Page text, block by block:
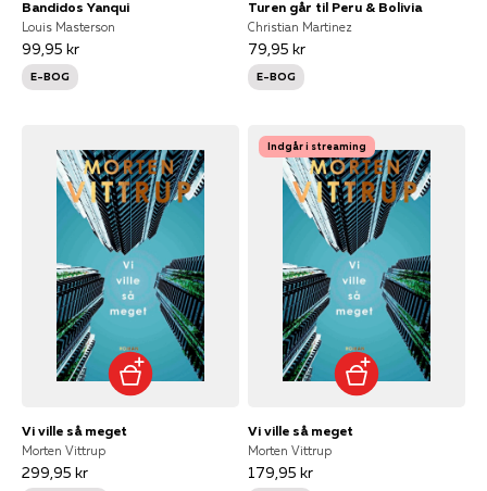
Bandidos Yanqui
Louis Masterson
99,95 kr
E-BOG
Turen går til Peru & Bolivia
Christian Martinez
79,95 kr
E-BOG
Vi ville så meget
Morten Vittrup
299,95 kr
Indgår i streaming
Vi ville så meget
Morten Vittrup
179,95 kr